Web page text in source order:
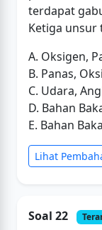
terdapat
Ketiga unsur
A. Oksigen,
B. Panas,
C. Udara,
D. Bahan
E. Bahan
Lihat
Soal 22